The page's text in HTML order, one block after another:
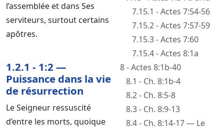
l’assemblée et dans Ses
serviteurs, surtout certains
apôtres.
1.2.1 - 1:2 —
Puissance dans la vie
de résurrection
Le Seigneur ressuscité
d’entre les morts, quoique
7.15.1 - Actes 7:54-56
7.15.2 - Actes 7:57-59
7.15.3 - Actes 7:60
7.15.4 - Actes 8:1a
8 - Actes 8:1b-40
8.1 - Ch. 8:1b-4
8.2 - Ch. 8:5-8
8.3 - Ch. 8:9-13
8.4 - Ch. 8:14-17 — Le